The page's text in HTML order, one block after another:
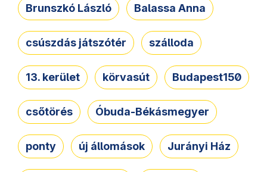
Brunszkó László Balassa Anna
csúszdás játszótér szálloda
13. kerület körvasút Budapest150
csőtörés Óbuda-Békásmegyer
ponty új állomások Jurányi Ház